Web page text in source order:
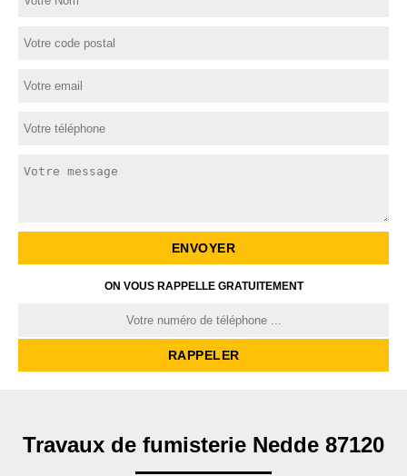
ON VOUS RAPPELLE GRATUITEMENT
Travaux de fumisterie Nedde 87120